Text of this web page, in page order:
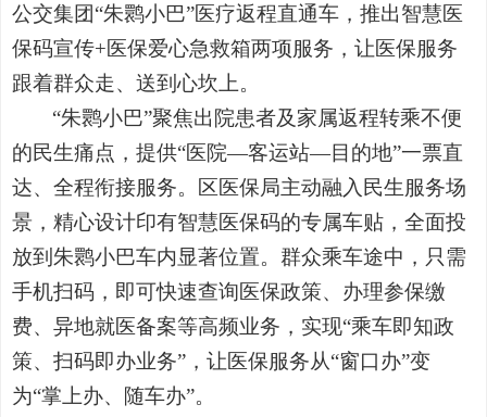
公交集团“朱鹮小巴”医疗返程直通车，推出智慧医
保码宣传+医保爱心急救箱两项服务，让医保服务
跟着群众走、送到心坎上。
“朱鹮小巴”聚焦出院患者及家属返程转乘不便
的民生痛点，提供“医院—客运站—目的地”一票直
达、全程衔接服务。区医保局主动融入民生服务场
景，精心设计印有智慧医保码的专属车贴，全面投
放到朱鹮小巴车内显著位置。群众乘车途中，只需
手机扫码，即可快速查询医保政策、办理参保缴
费、异地就医备案等高频业务，实现“乘车即知政
策、扫码即办业务”，让医保服务从“窗口办”变
为“掌上办、随车办”。